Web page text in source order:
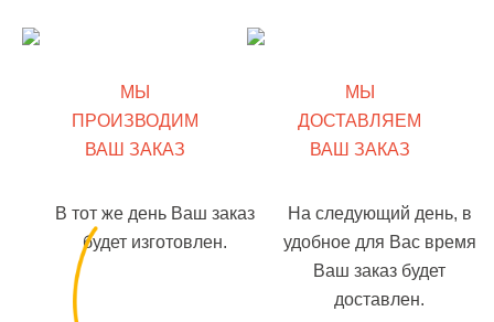
МЫ
ПРОИЗВОДИМ
ВАШ ЗАКАЗ
В тот же день Ваш заказ
будет изготовлен.
МЫ
ДОСТАВЛЯЕМ
ВАШ ЗАКАЗ
На следующий день, в
удобное для Вас время
Ваш заказ будет
доставлен.